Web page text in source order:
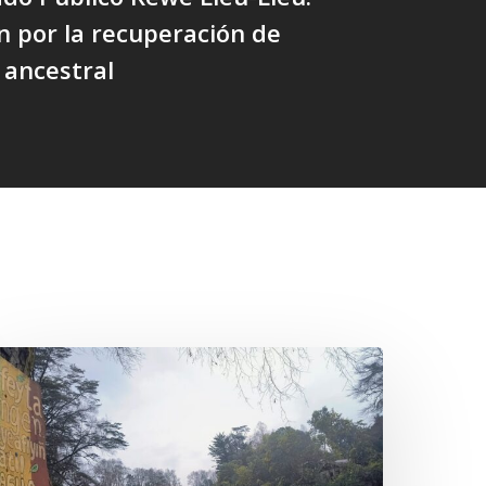
por la recuperación de